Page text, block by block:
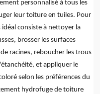
personnalisé à tous les
leur toiture en tuiles. Pour
consiste à nettoyer la
brosser les surfaces
racines, reboucher les trous
et appliquer le
selon les préférences du
hydrofuge de toiture